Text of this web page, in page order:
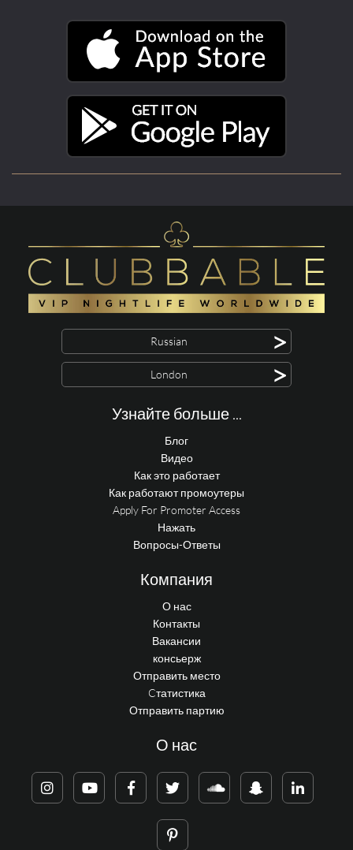
Russian >
London >
Узнайте больше ...
Блог
Видео
Как это работает
Как работают промоутеры
Apply For Promoter Access
Нажать
Вопросы-Ответы
Компания
О нас
Контакты
Вакансии
консьерж
Отправить место
Cтатистика
Отправить партию
О нас